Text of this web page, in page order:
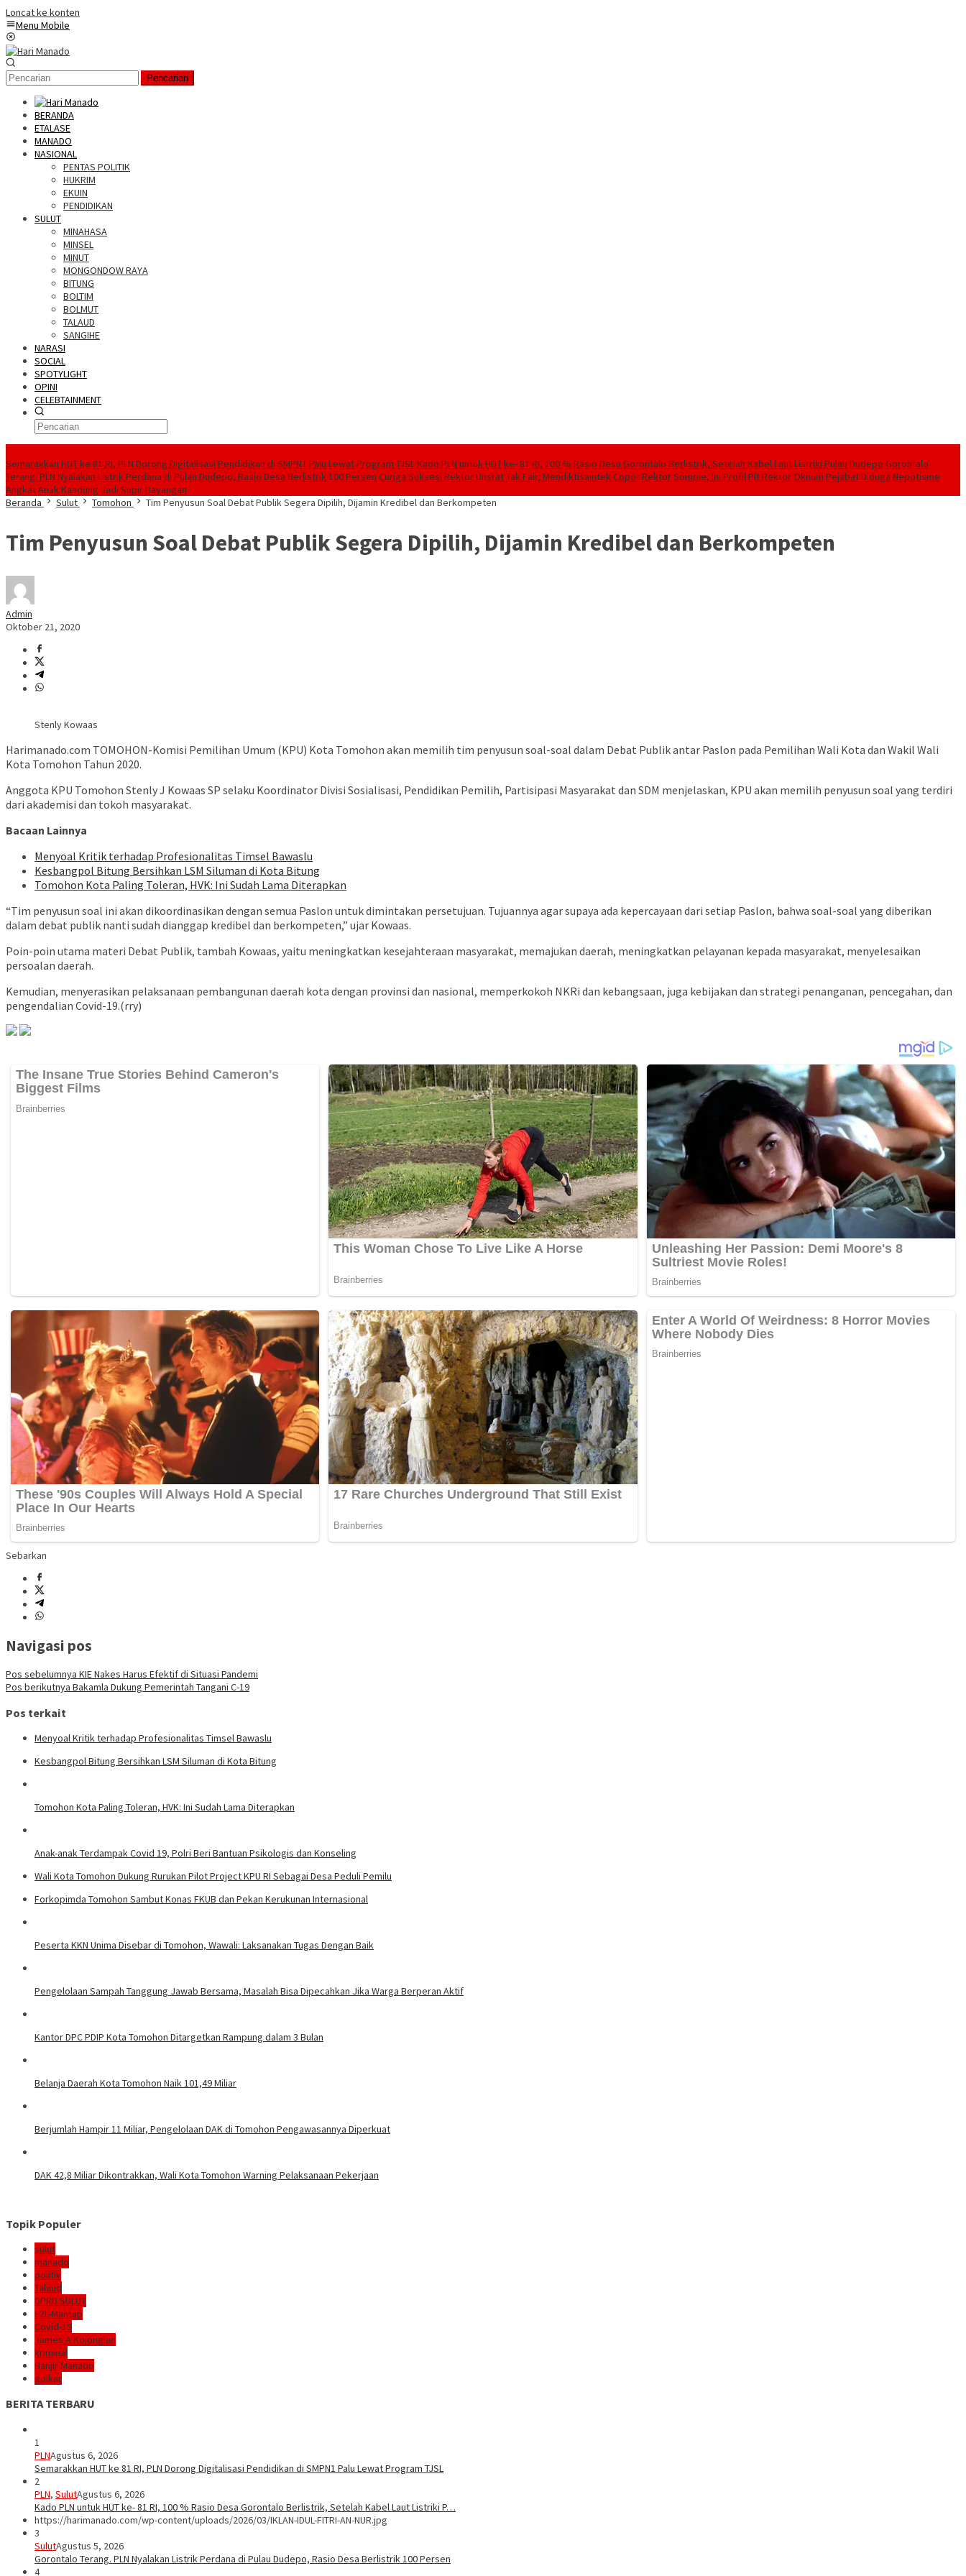
Loncat ke konten
Menu Mobile
Pencarian
BERANDA
ETALASE
MANADO
NASIONAL
PENTAS POLITIK
HUKRIM
EKUIN
PENDIDIKAN
SULUT
MINAHASA
MINSEL
MINUT
MONGONDOW RAYA
BITUNG
BOLTIM
BOLMUT
TALAUD
SANGIHE
NARASI
SOCIAL
SPOTYLIGHT
OPINI
CELEBTAINMENT
Semarakkan HUT ke 81 RI, PLN Dorong Digitalisasi Pendidikan di SMPN1 Palu Lewat Program TJSLKado PLN untuk HUT ke- 81 RI, 100 % Rasio Desa Gorontalo Berlistrik, Setelah Kabel Laut Listriki Pulau Dudepo Gorontalo
Terang. PLN Nyalakan Listrik Perdana di Pulau Dudepo, Rasio Desa Berlistrik 100 Persen Curiga Suksesi Rektor Unsrat Tak Fair, Mendiktisaintek Copot Rektor Sompie, Ini Profil Plt RektorOknum Pejabat Diduga Nepotisme
Angkat Anak Kandung Jadi Supir Bayangan
Beranda
Sulut Tomohon Tim Penyusun Soal Debat Publik Segera Dipilih, Dijamin Kredibel dan Berkompeten
Tim Penyusun Soal Debat Publik Segera Dipilih, Dijamin Kredibel dan Berkompeten
Admin
Oktober 21, 2020
Stenly Kowaas
Harimanado.com TOMOHON-Komisi Pemilihan Umum (KPU) Kota Tomohon akan memilih tim penyusun soal-soal dalam Debat Publik antar Paslon pada Pemilihan Wali Kota dan Wakil Wali
Kota Tomohon Tahun 2020.
Anggota KPU Tomohon Stenly J Kowaas SP selaku Koordinator Divisi Sosialisasi, Pendidikan Pemilih, Partisipasi Masyarakat dan SDM menjelaskan, KPU akan memilih penyusun soal yang terdiri
dari akademisi dan tokoh masyarakat.
Bacaan Lainnya
Menyoal Kritik terhadap Profesionalitas Timsel Bawaslu
Kesbangpol Bitung Bersihkan LSM Siluman di Kota Bitung
Tomohon Kota Paling Toleran, HVK: Ini Sudah Lama Diterapkan
“Tim penyusun soal ini akan dikoordinasikan dengan semua Paslon untuk dimintakan persetujuan. Tujuannya agar supaya ada kepercayaan dari setiap Paslon, bahwa soal-soal yang diberikan
dalam debat publik nanti sudah dianggap kredibel dan berkompeten,” ujar Kowaas.
Poin-poin utama materi Debat Publik, tambah Kowaas, yaitu meningkatkan kesejahteraan masyarakat, memajukan daerah, meningkatkan pelayanan kepada masyarakat, menyelesaikan
persoalan daerah.
Kemudian, menyerasikan pelaksanaan pembangunan daerah kota dengan provinsi dan nasional, memperkokoh NKRi dan kebangsaan, juga kebijakan dan strategi penanganan, pencegahan, dan
pengendalian Covid-19.(rry)
Sebarkan
Navigasi pos
Pos sebelumnya KIE Nakes Harus Efektif di Situasi Pandemi
Pos berikutnya Bakamla Dukung Pemerintah Tangani C-19
Pos terkait
Menyoal Kritik terhadap Profesionalitas Timsel Bawaslu
Kesbangpol Bitung Bersihkan LSM Siluman di Kota Bitung
Tomohon Kota Paling Toleran, HVK: Ini Sudah Lama Diterapkan
Anak-anak Terdampak Covid 19, Polri Beri Bantuan Psikologis dan Konseling
Wali Kota Tomohon Dukung Rurukan Pilot Project KPU RI Sebagai Desa Peduli Pemilu
Forkopimda Tomohon Sambut Konas FKUB dan Pekan Kerukunan Internasional
Peserta KKN Unima Disebar di Tomohon, Wawali: Laksanakan Tugas Dengan Baik
Pengelolaan Sampah Tanggung Jawab Bersama, Masalah Bisa Dipecahkan Jika Warga Berperan Aktif
Kantor DPC PDIP Kota Tomohon Ditargetkan Rampung dalam 3 Bulan
Belanja Daerah Kota Tomohon Naik 101,49 Miliar
Berjumlah Hampir 11 Miliar, Pengelolaan DAK di Tomohon Pengawasannya Diperkuat
DAK 42,8 Miliar Dikontrakkan, Wali Kota Tomohon Warning Pelaksanaan Pekerjaan
Topik Populer
sulut
manado
politik
Talaud
DPRD SULUT
E2L-Mantap
Covid-19
James A Kojongian
kriminal
Banjir Manado
golkar
BERITA TERBARU
1
PLNAgustus 6, 2026
Semarakkan HUT ke 81 RI, PLN Dorong Digitalisasi Pendidikan di SMPN1 Palu Lewat Program TJSL
2
PLN, SulutAgustus 6, 2026
Kado PLN untuk HUT ke- 81 RI, 100 % Rasio Desa Gorontalo Berlistrik, Setelah Kabel Laut Listriki P…
https://harimanado.com/wp-content/uploads/2026/03/IKLAN-IDUL-FITRI-AN-NUR.jpg
3
SulutAgustus 5, 2026
Gorontalo Terang. PLN Nyalakan Listrik Perdana di Pulau Dudepo, Rasio Desa Berlistrik 100 Persen
4